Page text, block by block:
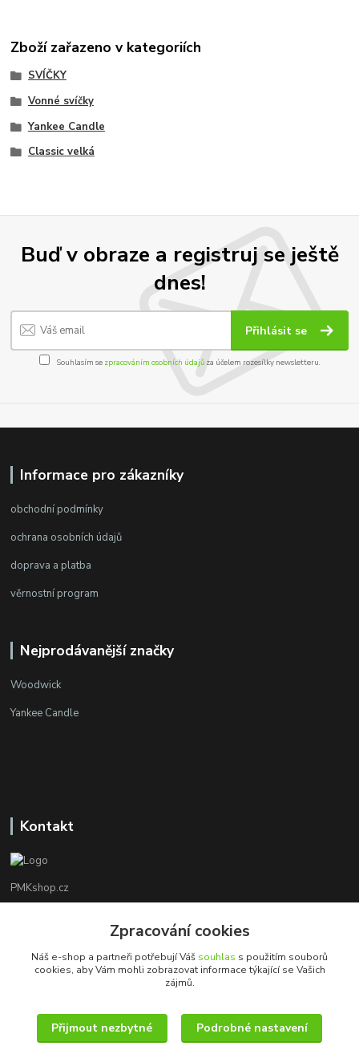
Zboží zařazeno v kategoriích
SVÍČKY
Vonné svíčky
Yankee Candle
Classic velká
Buď v obraze a registruj se ještě
dnes!
Přihlásit se
Souhlasím se zpracováním osobních údajůza účelem rozesílky newsletteru.
Informace pro zákazníky
obchodní podmínky
ochrana osobních údajů
doprava a platba
věrnostní program
Nejprodávanější značky
Woodwick
Yankee Candle
Kontakt
PMKshop.cz
+420 728 830 042
info@pmkshop.cz
Zpracování cookies
Náš e-shop a partneři potřebují Váš souhlas s použitím souborů
cookies, aby Vám mohli zobrazovat informace týkající se Vašich
zájmů.
Přijmout nezbytné Podrobné nastavení